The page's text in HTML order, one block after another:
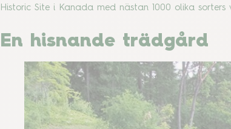
Historic Site i Kanada med nästan 1000 olika sorters
En hisnande trädgård